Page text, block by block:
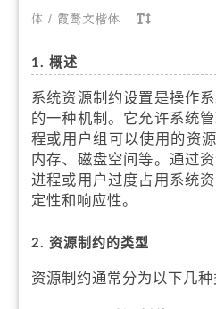
体 / 霞鹜文楷体
1. 概述
系统资源制约设置是操作
的一种机制。它允许系统
程或用户组可以使用的资
内存、磁盘空间等。通过
进程或用户过度占用系统
定性和响应性。
2. 资源制约的类型
资源制约通常分为以下几种